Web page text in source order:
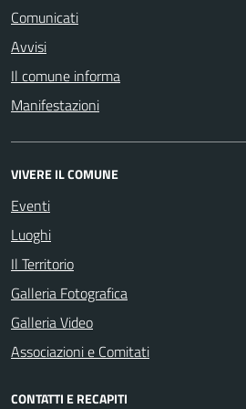
Comunicati
Avvisi
Il comune informa
Manifestazioni
VIVERE IL COMUNE
Eventi
Luoghi
Il Territorio
Galleria Fotografica
Galleria Video
Associazioni e Comitati
CONTATTI E RECAPITI